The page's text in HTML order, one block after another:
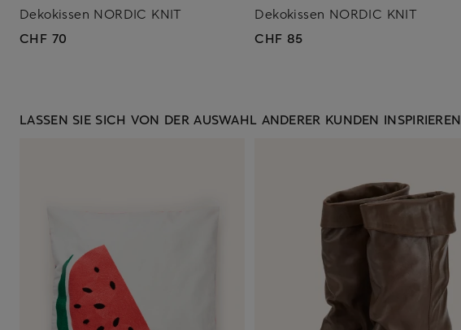
Dekokissen NORDIC KNIT
CHF 70
Dekokissen NORDIC KNIT
CHF 85
LASSEN SIE SICH VON DER AUSWAHL ANDERER KUNDEN INSPIRIEREN